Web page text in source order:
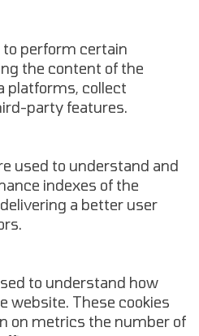
to perform certain
the content of the
platforms, collect
party features.
used to understand and
indexes of the
a better user
to understand how
website. These cookies
on metrics the number of